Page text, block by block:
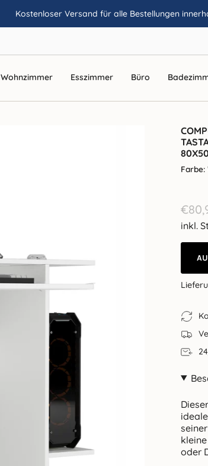
Kostenloser Versand für alle Bestellungen
Wohnzimmer Esszimmer Büro
Farbe:
inkl.
oder